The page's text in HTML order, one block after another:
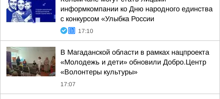
информкомпании ко Дню народного единства
с конкурсом «Улыбка России
17:10
В Магаданской области в рамках нацпроекта
«Молодежь и дети» обновили Добро.Центр
«Волонтеры культуры»
17:07